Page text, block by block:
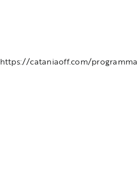
https://cataniaoff.com/